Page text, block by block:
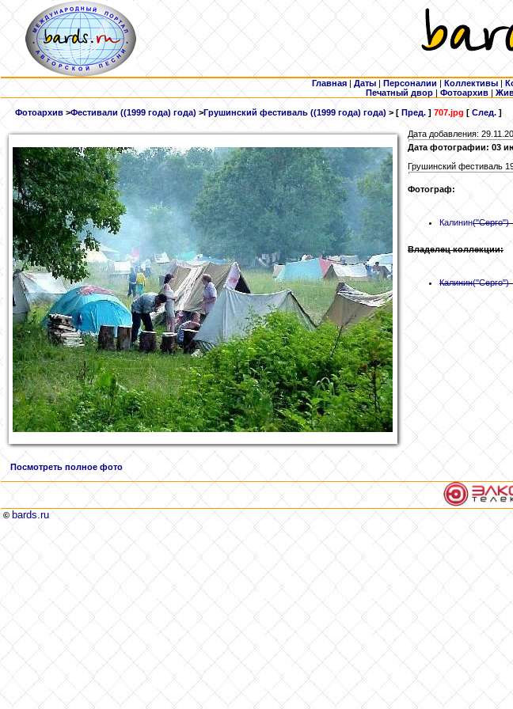
Главная | Даты | Персоналии | Коллективы |
Печатный двор | Фотоархив |
Фотоархив >Фестивали ((1999 года) года) >Грушинский фестиваль ((1999 года) года) > [ Пред. ] 707.jpg [ След. ]
Дата добавления:
Дата фотографии: 03
Грушинский фестиваль
Фотограф:
Калинин("Серго")
Владелец коллекции:
Калинин("Серго")
Посмотреть полное фото
© bards.ru